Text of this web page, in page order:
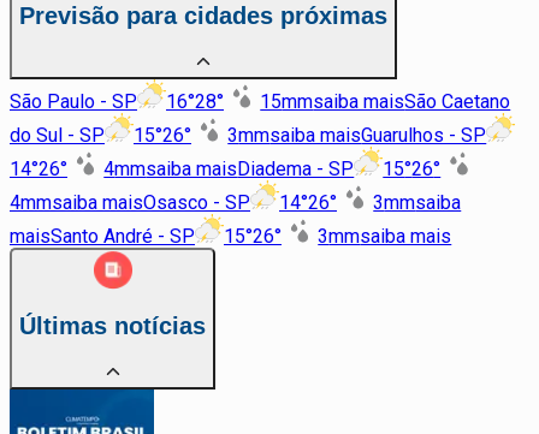
Previsão para cidades próximas
São Paulo - SP 16°28° 15mmsaiba maisSão Caetano
do Sul - SP
15°26° 3mmsaiba maisGuarulhos - SP
14°26° 4mmsaiba maisDiadema - SP 15°26°
4mmsaiba maisOsasco - SP 14°26° 3mmsaiba
maisSanto André - SP 15°26° 3mmsaiba mais
Últimas notícias